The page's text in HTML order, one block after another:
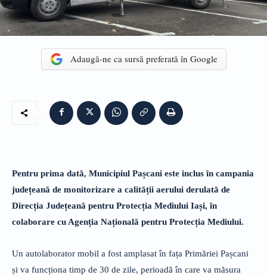
Adaugă-ne ca sursă preferată în Google
Pentru prima dată, Municipiul Pașcani este inclus în campania
județeană de monitorizare a calității aerului derulată de
Direcția Județeană pentru Protecția Mediului Iași, în
colaborare cu Agenția Națională pentru Protecția Mediului.
Un autolaborator mobil a fost amplasat în fața Primăriei Pașcani
și va funcționa timp de 30 de zile, perioadă în care va măsura